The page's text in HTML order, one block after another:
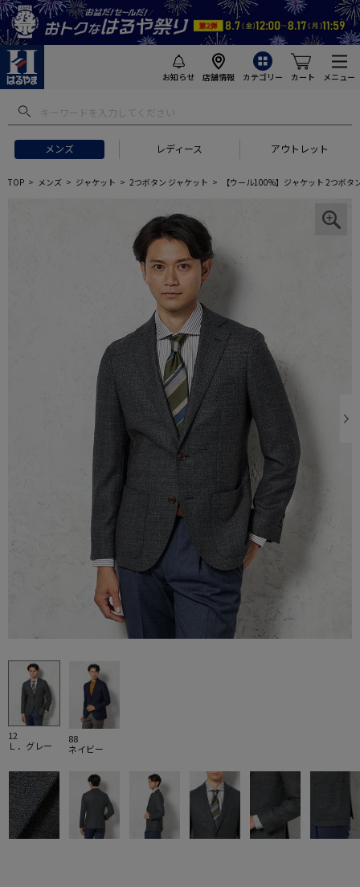
お知らせ 店舗情報 カテゴリー カート メニュー
メンズ レディース アウトレット
TOP メンズ ジャケット 2つボタン ジャケット 【ウール100%】ジャケット 2つボ
12
Ｌ．グレー
88
ネイビー